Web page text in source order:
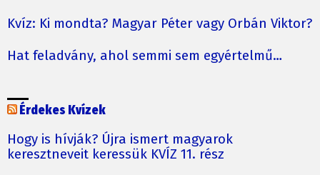
Kvíz: Ki mondta? Magyar Péter vagy Orbán Viktor?
Hat feladvány, ahol semmi sem egyértelmű…
Érdekes Kvízek
Hogy is hívják? Újra ismert magyarok
keresztneveit keressük KVÍZ 11. rész